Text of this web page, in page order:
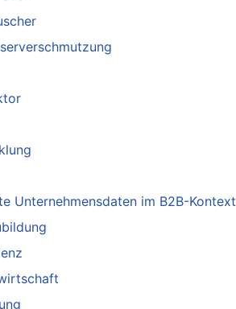
Unternehmensdaten im B2B-Kontext